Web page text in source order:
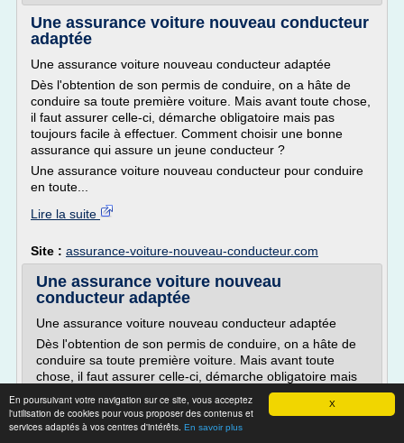
X
En poursuivant votre navigation sur ce site, vous acceptez
l'utilisation de cookies pour vous proposer des contenus et
services adaptés à vos centres d'intérêts. En savoir plus
Une assurance voiture nouveau conducteur
adaptée
Une assurance voiture nouveau conducteur adaptée
Dès l'obtention de son permis de conduire, on a hâte de
conduire sa toute première voiture. Mais avant toute chose,
il faut assurer celle-ci, démarche obligatoire mais pas
toujours facile à effectuer. Comment choisir une bonne
assurance qui assure un jeune conducteur ?
Une assurance voiture nouveau conducteur pour conduire
en toute...
Lire la suite
Site : assurance-voiture-nouveau-conducteur.com
Une assurance voiture nouveau
conducteur adaptée
Une assurance voiture nouveau conducteur adaptée
Dès l'obtention de son permis de conduire, on a hâte de
conduire sa toute première voiture. Mais avant toute
chose, il faut assurer celle-ci, démarche obligatoire mais
pas toujours facile à effectuer. Comment choisir une
bonne assurance qui assure un jeune conducteur ?
Une assurance voiture nouveau conducteur pour